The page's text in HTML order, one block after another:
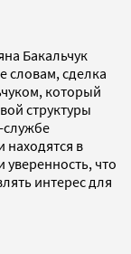
Бакальчук
словам, сделка
который
структуры
находятся в
что
интерес для